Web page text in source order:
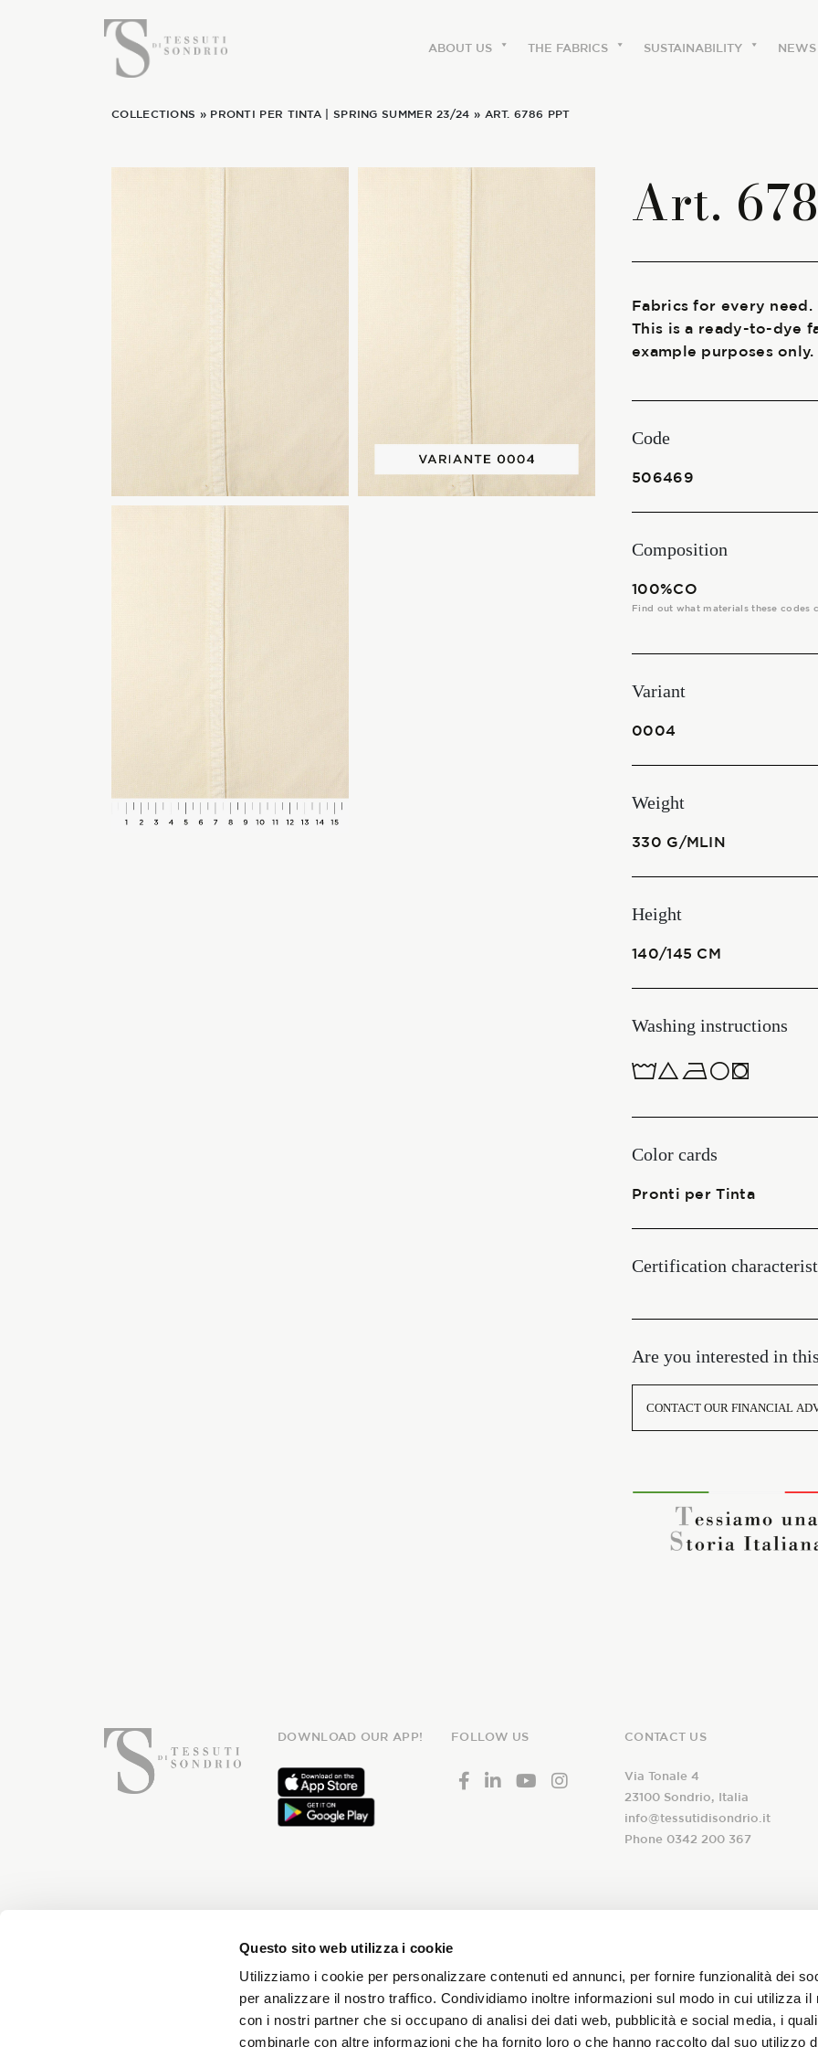
Questo sito web utilizza i cookie
Utilizziamo i cookie per personalizzare contenuti ed annunci, per fornire funzionalità dei
per analizzare il nostro traffico. Condividiamo inoltre informazioni sul modo in cui utilizza il
con i nostri partner che si occupano di analisi dei dati web, pubblicità e social media, i
combinarle con altre informazioni che ha fornito loro o che hanno raccolto dal suo utilizzo
ABOUT US THE FABRICS SUSTAINABILITY NEWS
COLLECTIONS » PRONTI PER TINTA SPRING SUMMER 23/24 » ART. 6786 PPT
Art.
Fabrics for every
This is a ready-to-dye
example purposes only.
Code
506469
Composition
100%CO
Find out what materials these codes
Variant
0004
Weight
330 G/MLIN
Height
140/145 CM
Washing instructions
1ucQJ
Color cards
Pronti per Tinta
Certification
Are you interested in
CONTACT OUR FINANCIAL
DOWNLOAD OUR APP! FOLLOW US CONTACT US
Via Tonale 4
23100 Sondrio, Italia
info@tessutidisondrio.it
Phone 0342 200 367
Subscribe to our
newsletter!
You will receive news every month and promotions on our fabrics!
I declare that I have read
consent to the treatment
subscription to the Tessuti
The labels
Our history
Work with us
Share our fabrics
The season Fall/Winter
The season Spring/Summer
bunch
The characteristics
Heart for Earth
UpCycle
Certifications
Start together
CONTACT US